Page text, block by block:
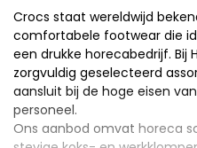
Crocs staat wereldwijd
comfortabele footwear die
een drukke horecabedrijf. Bij
zorgvuldig geselecteerd
aansluit bij de hoge eisen
personeel.
Ons aanbod omvat horeca